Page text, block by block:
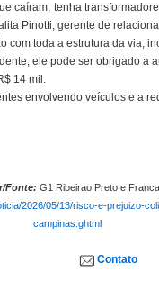
caíram, tenha
Pinotti, gerente de
com toda a estrutura da via,
ele pode ser obrigado a
14 mil.
envolvendo veículos e a
Fonte: G1 Ribeirao Preto e Franca
2026/05/13/risco-e-prejuizo-
campinas.ghtml
Contato